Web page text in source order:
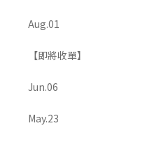
DRESS 洋裝
OUTERS 外套
ACCESSORIES 配飾
Aug.01
【即將收單】
Jun.06
May.23